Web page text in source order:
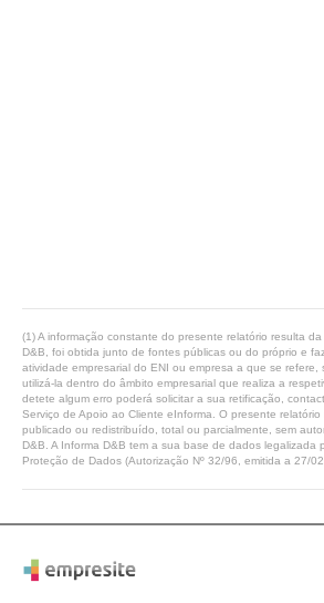
(1) A informação constante do presente relatório resulta
D&B, foi obtida junto de fontes públicas ou do próprio e
atividade empresarial do ENI ou empresa a que se
utilizá-la dentro do âmbito empresarial que realiza a
detete algum erro poderá solicitar a sua retificação,
Serviço de Apoio ao Cliente eInforma. O presente relatório
publicado ou redistribuído, total ou parcialmente, sem
D&B. A Informa D&B tem a sua base de dados legalizada
Proteção de Dados (Autorização Nº 32/96, emitida a 27/